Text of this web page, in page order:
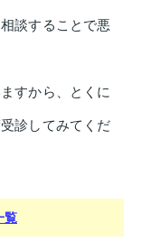
談することで悪
すから、とくに
診してみてくだ
覧